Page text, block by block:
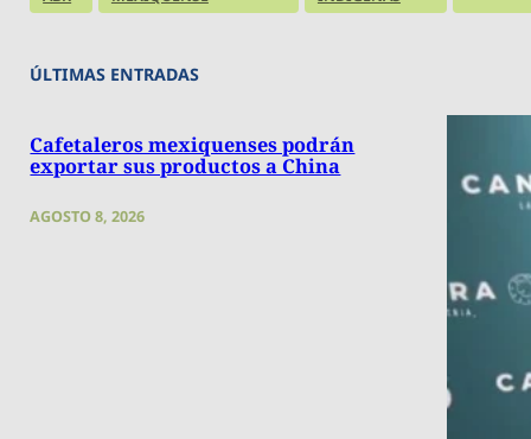
ÚLTIMAS ENTRADAS
Cafetaleros mexiquenses podrán
exportar sus productos a China
AGOSTO 8, 2026